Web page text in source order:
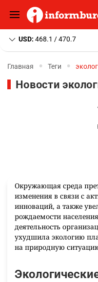
USD: 468.1 / 470.7
Главная Теги
Новости
Окружающая среда
изменения в связи с
инноваций, а также
рождаемости
деятельность
ухудшила экологию
на природную